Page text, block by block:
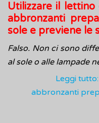
Utilizzare il
abbronzanti
sole e previene le
Falso. Non ci sono
al sole o alle lampade
Leggi
abbronzanti